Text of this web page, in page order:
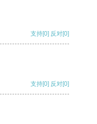
支持[0] 反对[0]
支持[0] 反对[0]